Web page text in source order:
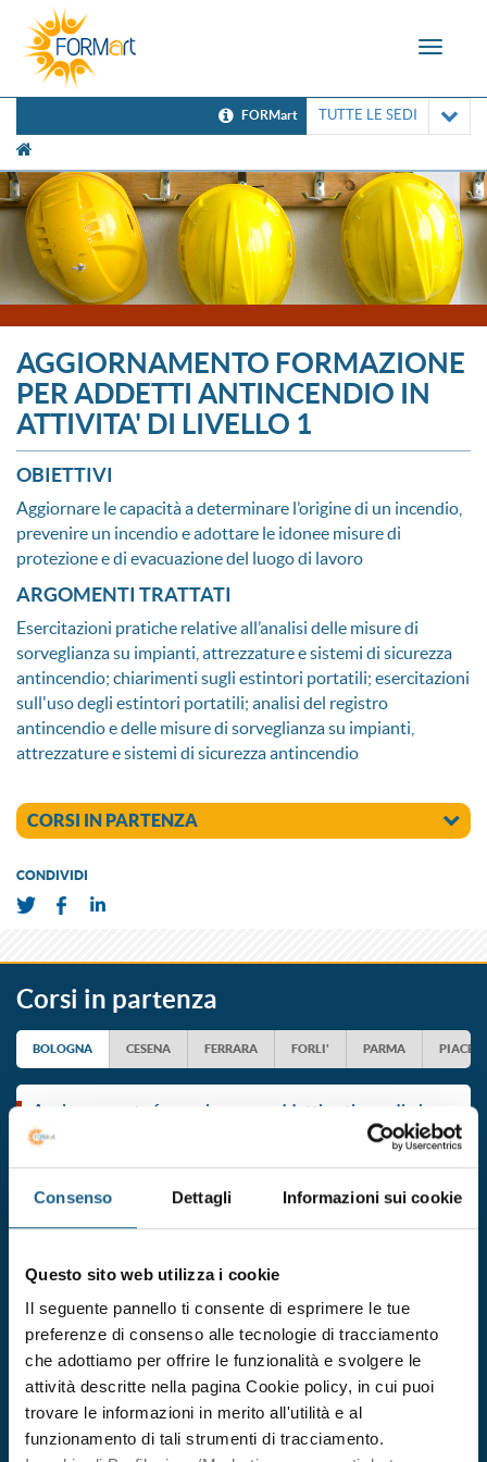
Consenso Dettagli Informazioni sui cookie
Questo sito web utilizza i cookie
Il seguente pannello ti consente di esprimere le tue
preferenze di consenso alle tecnologie di tracciamento
che adottiamo per offrire le funzionalità e svolgere le
attività descritte nella pagina Cookie policy, in cui puoi
trovare le informazioni in merito all'utilità e al
funzionamento di tali strumenti di tracciamento.
Toggle
FORMart TUTTE LE SEDI
AGGIORNAMENTO FORMAZIONE
PER ADDETTI ANTINCENDIO IN
ATTIVITA' DI LIVELLO 1
OBIETTIVI
Aggiornare le capacità a determinare l’origine di un incendio,
prevenire un incendio e adottare le idonee misure di
protezione e di evacuazione del luogo di lavoro
ARGOMENTI TRATTATI
Esercitazioni pratiche relative all’analisi delle misure di
sorveglianza su impianti, attrezzature e sistemi di sicurezza
antincendio; chiarimenti sugli estintori portatili; esercitazioni
sull'uso degli estintori portatili; analisi del registro
antincendio e delle misure di sorveglianza su impianti,
attrezzature e sistemi di sicurezza antincendio
CORSI IN PARTENZA
CONDIVIDI
Corsi in partenza
BOLOGNA CESENA FERRARA FORLI' PARMA
aggiornamento formazione per addetti antincendio in
attivita' di livello 1
Durata 2 ore
dal 23/09/2026
aggiornamento formazione per addetti antincendio in
Durata 2 ore